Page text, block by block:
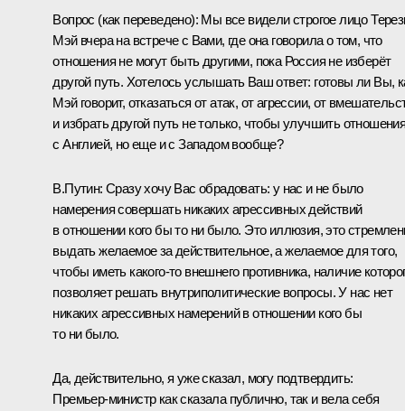
Вопрос (как переведено): Мы все видели строгое лицо
Мэй вчера на встрече с Вами, где она говорила о том, что
отношения не могут быть другими, пока Россия не изберёт
другой путь. Хотелось услышать Ваш ответ: готовы ли Вы,
Мэй говорит, отказаться от атак, от агрессии, от
и избрать другой путь не только, чтобы улучшить
с Англией, но еще и с Западом вообще?
В.Путин: Сразу хочу Вас обрадовать: у нас и не было
намерения совершать никаких агрессивных действий
в отношении кого бы то ни было. Это иллюзия, это
выдать желаемое за действительное, а желаемое для того,
чтобы иметь какого‑то внешнего противника, наличие
позволяет решать внутриполитические вопросы. У нас нет
никаких агрессивных намерений в отношении кого бы
то ни было.
Да, действительно, я уже сказал, могу подтвердить:
Премьер‑министр как сказала публично, так и вела себя